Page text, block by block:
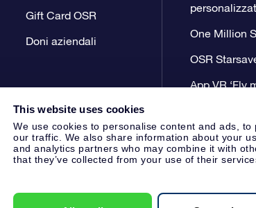
This website uses cookies
We use cookies to personalise content and ads,
our traffic. We also share information about your
and analytics partners who may combine it with
that they’ve collected from your use of their
Gift Card OSR
Doni aziendali
One Million
OSR
App VR ‘Fly